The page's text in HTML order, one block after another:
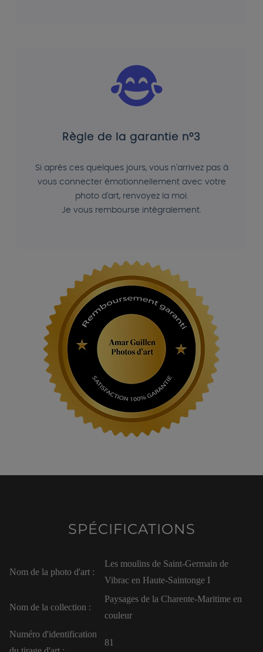
Règle de la garantie n°3
Si après ces quelques jours, vous n'arrivez pas à
vous connecter émotionnellement avec votre
photo d'art, renvoyez la moi.
Je vous rembourse intégralement.
SPÉCIFICATIONS
Nom de la photo d'art :
Les moulins de Saint-Germain de
Vibrac en Haute-Saintonge I
Nom de la collection :
Paysages de la Charente-Maritime en
couleur
Numéro d'identification
81